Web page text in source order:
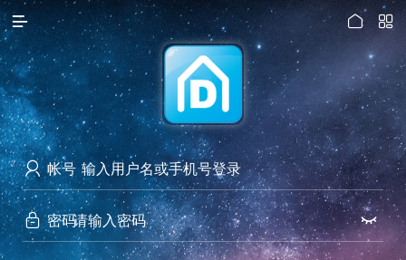

访问电脑版
 

 帐号
 密码 